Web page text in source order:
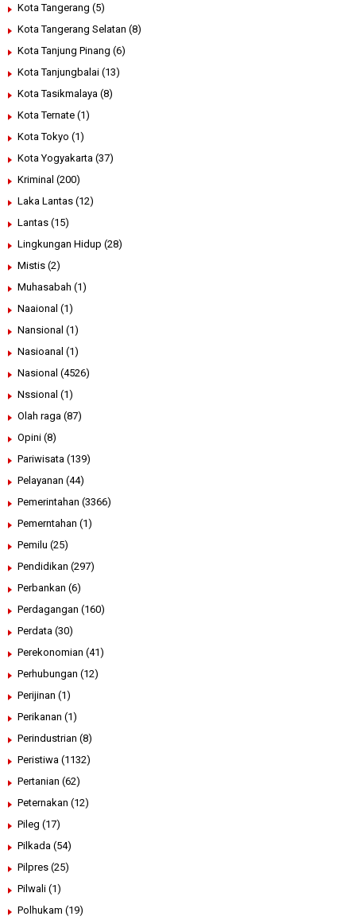
Kota Tangerang (5)
Kota Tangerang Selatan (8)
Kota Tanjung Pinang (6)
Kota Tanjungbalai (13)
Kota Tasikmalaya (8)
Kota Ternate (1)
Kota Tokyo (1)
Kota Yogyakarta (37)
Kriminal (200)
Laka Lantas (12)
Lantas (15)
Lingkungan Hidup (28)
Mistis (2)
Muhasabah (1)
Naaional (1)
Nansional (1)
Nasioanal (1)
Nasional (4526)
Nssional (1)
Olah raga (87)
Opini (8)
Pariwisata (139)
Pelayanan (44)
Pemerintahan (3366)
Pemerntahan (1)
Pemilu (25)
Pendidikan (297)
Perbankan (6)
Perdagangan (160)
Perdata (30)
Perekonomian (41)
Perhubungan (12)
Perijinan (1)
Perikanan (1)
Perindustrian (8)
Peristiwa (1132)
Pertanian (62)
Peternakan (12)
Pileg (17)
Pilkada (54)
Pilpres (25)
Pilwali (1)
Polhukam (19)